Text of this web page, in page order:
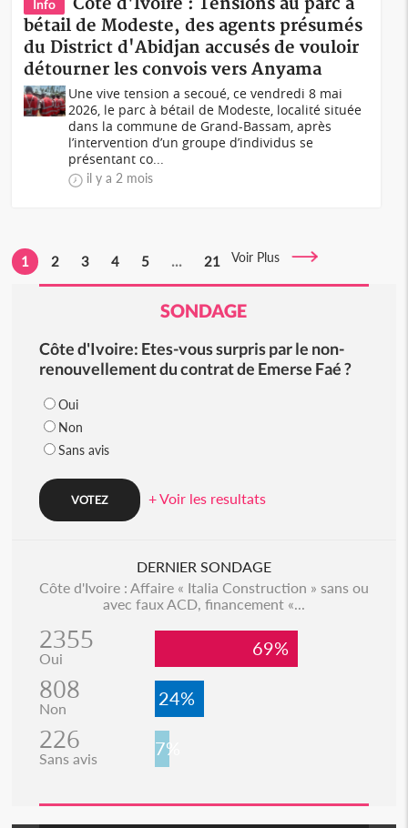
Info
bétail de Modeste, des agents présumés
du District d'Abidjan accusés de vouloir
détourner les convois vers Anyama
Une vive tension a secoué, ce vendredi 8 mai
2026, le parc à bétail de Modeste, localité située
dans la commune de Grand-Bassam, après
l’intervention d’un groupe d’individus se
présentant co...
il y a 2 mois
1 2 3 4 5 ... 21 Voir Plus
SONDAGE
Côte d'Ivoire: Etes-vous surpris par le non-
renouvellement du contrat de Emerse Faé ?
Oui
Non
Sans avis
+ Voir les resultats
DERNIER SONDAGE
Côte d'Ivoire : Affaire « Italia Construction » sans ou
avec faux ACD, financement «...
2355
Oui 69%
808
Non 24%
226
Sans avis 7%